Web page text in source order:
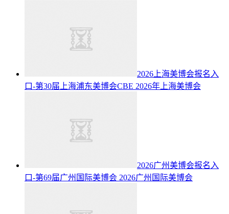
2026上海美博会报名入
口-第30届上海浦东美博会CBE 2026年上海美博会
2026广州美博会报名入
口-第69届广州国际美博会 2026广州国际美博会